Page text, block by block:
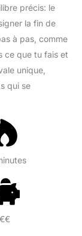
précis: le
la fin de
à pas, comme
ce que tu fais et
unique,
qui se
€€